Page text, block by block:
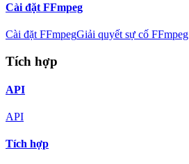
Cài đặt FFmpeg
Cài đặt FFmpegGiải quyết sự cố FFmpeg
Tích hợp
API
API
Tích hợp